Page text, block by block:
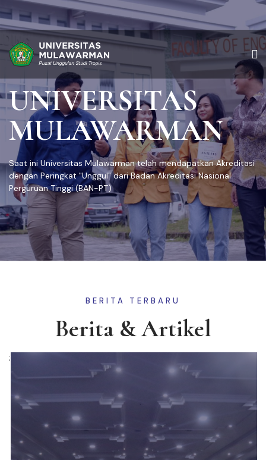
UNIVERSITAS
MULAWARMAN
Saat ini Universitas Mulawarman telah mendapatkan Akreditasi
dengan Peringkat "Unggul" dari Badan Akreditasi Nasional
Perguruan Tinggi (BAN-PT)
BERITA TERBARU
Berita & Artikel
;